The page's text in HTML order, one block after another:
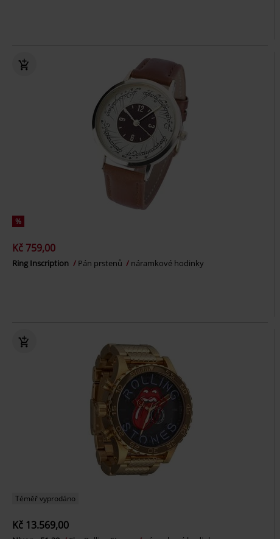
%
Kč 759,00
Ring Inscription Pán prstenů náramkové hodinky
Téměř vyprodáno
Kč 13.569,00